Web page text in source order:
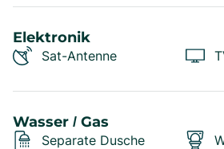
Elektronik
Sat-Antenne
Wasser / Gas
Separate Dusche